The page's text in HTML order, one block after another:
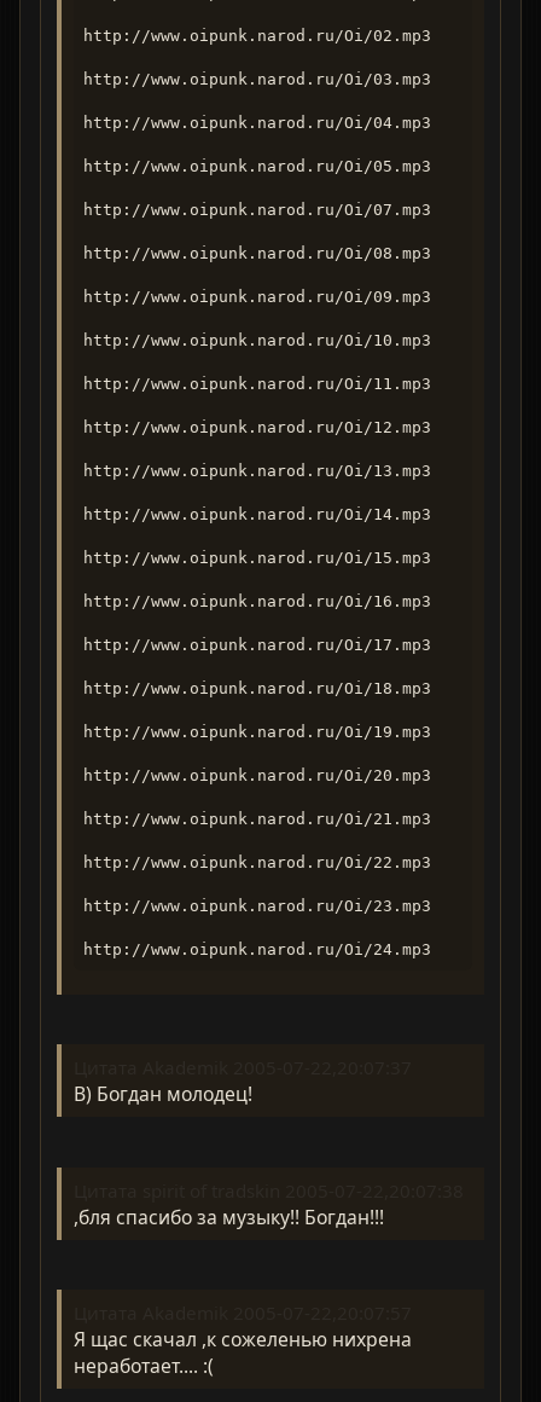
http://www.oipunk.narod.ru/Oi/02.mp3
http://www.oipunk.narod.ru/Oi/03.mp3
http://www.oipunk.narod.ru/Oi/04.mp3
http://www.oipunk.narod.ru/Oi/05.mp3
http://www.oipunk.narod.ru/Oi/07.mp3
http://www.oipunk.narod.ru/Oi/08.mp3
http://www.oipunk.narod.ru/Oi/09.mp3
http://www.oipunk.narod.ru/Oi/10.mp3
http://www.oipunk.narod.ru/Oi/11.mp3
http://www.oipunk.narod.ru/Oi/12.mp3
http://www.oipunk.narod.ru/Oi/13.mp3
http://www.oipunk.narod.ru/Oi/14.mp3
http://www.oipunk.narod.ru/Oi/15.mp3
http://www.oipunk.narod.ru/Oi/16.mp3
http://www.oipunk.narod.ru/Oi/17.mp3
http://www.oipunk.narod.ru/Oi/18.mp3
http://www.oipunk.narod.ru/Oi/19.mp3
http://www.oipunk.narod.ru/Oi/20.mp3
http://www.oipunk.narod.ru/Oi/21.mp3
http://www.oipunk.narod.ru/Oi/22.mp3
http://www.oipunk.narod.ru/Oi/23.mp3
http://www.oipunk.narod.ru/Oi/24.mp3
B) Богдан молодец!
,бля спасибо за музыку!! Богдан!!!
Я щас скачал ,к сожеленью нихрена
неработает.... :(